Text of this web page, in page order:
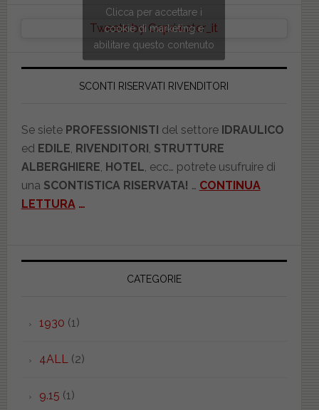
Tweets by Copriwater_it
Clicca per accettare i
cookie di marketing e
abilitare questo contenuto
SCONTI RISERVATI RIVENDITORI
Se siete PROFESSIONISTI del settore IDRAULICO
ed EDILE, RIVENDITORI , STRUTTURE
ALBERGHIERE, HOTEL, ecc… potrete usufruire di
una SCONTISTICA RISERVATA! … CONTINUA
LETTURA…
CATEGORIE
1930 (1)
4ALL(2)
9.15 (1)